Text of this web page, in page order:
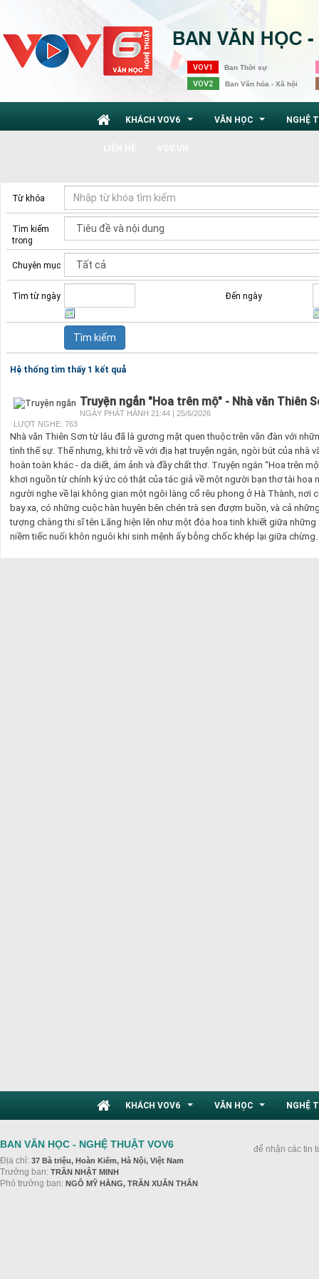
VOV1 Ban Thời sự
VOV2 Ban Văn hóa - Xã hội
KHÁCH VOV6 VĂN HỌC NGHỆ
Từ khóa
Tìm kiếm
trong
Chuyên mục
Tìm từ ngày Đến ngày
Hệ thống tìm thấy 1 kết quả
Truyện ngắn "Hoa trên mộ" - Nhà văn Thiên
NGÀY PHÁT HÀNH 21:44 | 25/6/2026
LƯỢT NGHE: 763
Nhà văn Thiên Sơn từ lâu đã là gương mặt quen thuộc trên văn đàn với
tình thế sự. Thế nhưng, khi trở về với địa hạt truyện ngắn, ngòi bút của nhà
hoàn toàn khác - da diết, ám ảnh và đầy chất thơ. Truyện ngắn “Hoa trên
khơi nguồn từ chính ký ức có thật của tác giả về một người bạn thơ tài hoa
người nghe về lại không gian một ngôi làng cổ rêu phong ở Hà Thành, nơi
bay xa, có những cuộc hàn huyên bên chén trà sen đượm buồn, và cả
tượng chàng thi sĩ tên Lãng hiện lên như một đóa hoa tinh khiết giữa
niềm tiếc nuối khôn nguôi khi sinh mệnh ấy bỗng chốc khép lại giữa chừng.
KHÁCH VOV6 VĂN HỌC NGHỆ
BAN VĂN HỌC - NGHỆ THUẬT VOV6
Địa chỉ: 37 Bà triệu, Hoàn Kiếm, Hà Nội, Việt Nam
Trưởng ban: TRẦN NHẬT MINH
Phó trưởng ban: NGÔ MỸ HẰNG, TRẦN XUÂN THÂN
để nhận các tin